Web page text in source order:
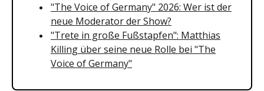
"The Voice of Germany" 2026: Wer ist der
neue Moderator der Show?
"Trete in große Fußstapfen": Matthias
Killing über seine neue Rolle bei "The
Voice of Germany"